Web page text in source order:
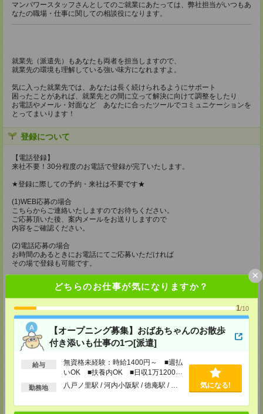
どちらのお仕事が気になりますか？
1/10
【オープニング募集】おばあちゃんのお散歩
付き添いも仕事の1つ[派遣]
給与
無資格未経験：時給1400円～ ■週払
いOK ■扶養内OK ■日収1万1200円
以上
勤務地 八戸ノ里駅 / 河内小阪駅 / 徳庵駅 / … 気になる!
×
マンパワースタッフさんとしてのご就業にあたっては、弊社担当がいつもあ
なたの職場・仕事に関しての相談役になります。
就業先（派遣先）もあなたも両者を担当しますので、
就業先の環境も理解している強い味方になれますよ。
気に入った就業先では、あなたは長く続けられるようにサポート
困ったことがあれば、就業先との間に立って解決に向けて調整をしたり
お電話やメール・対面など あなたに合ったツールでコミュニケーションを
とってまいります！
登録について
【電話登録】
来社不要！30分程度のお電話で登録が完了いたします。
★登録に際しての予約・来社は不要です★
(1)WEB応募の場合
こちらからご連絡いたしますのでお待ちください。
ご応募頂いた後、案内メールをお送りしますので
内容をご確認ください。
(2)電話応募の場合
お時間のあるときにお電話にてご応募いただければ
その場で登録も可能です。
【電話登録】
弊社HPよりマイページ作成をお願いします
電話での登録の際に、マイページ作成をいただいた旨をお伝えください。
所要時間
【電話登録】30分程度
・経験やご希望などをインタビュー
・お仕事のご紹介など
登録場所
CS大阪支店